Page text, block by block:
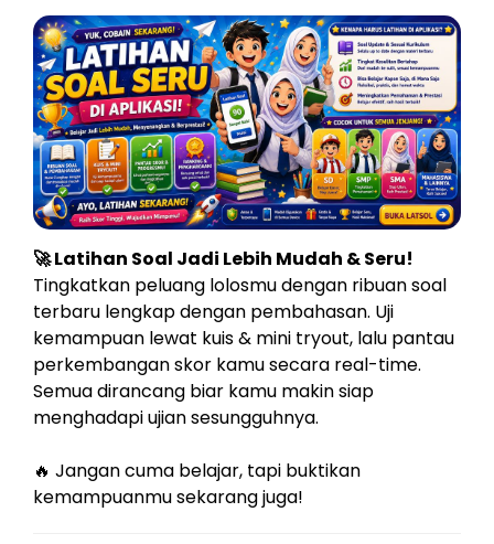
🚀 Latihan Soal Jadi Lebih Mudah & Seru!
Tingkatkan peluang lolosmu dengan ribuan soal
terbaru lengkap dengan pembahasan. Uji
kemampuan lewat kuis & mini tryout, lalu pantau
perkembangan skor kamu secara real-time.
Semua dirancang biar kamu makin siap
menghadapi ujian sesungguhnya.
🔥 Jangan cuma belajar, tapi buktikan
kemampuanmu sekarang juga!